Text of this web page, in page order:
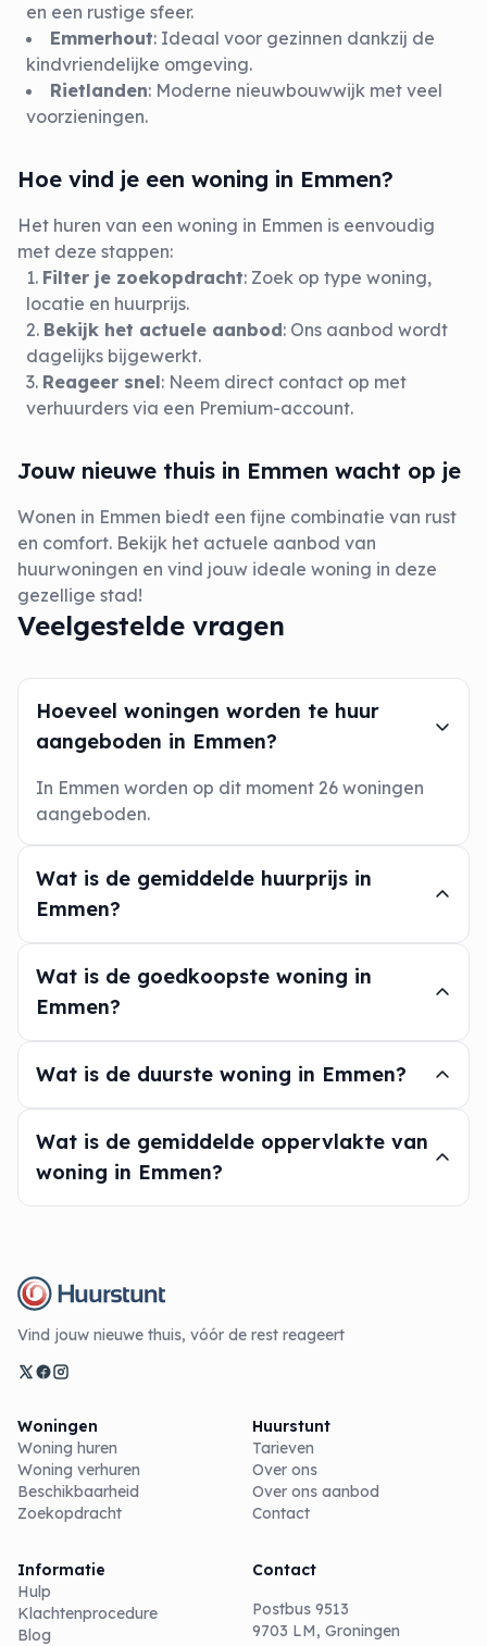
en een rustige sfeer.
Emmerhout: Ideaal voor gezinnen dankzij de
kindvriendelijke omgeving.
Rietlanden: Moderne nieuwbouwwijk met veel
voorzieningen.
Hoe vind je een woning in Emmen?
Het huren van een woning in Emmen is eenvoudig
met deze stappen:
Filter je zoekopdracht: Zoek op type woning,
locatie en huurprijs.
Bekijk het actuele aanbod: Ons aanbod wordt
dagelijks bijgewerkt.
Reageer snel: Neem direct contact op met
verhuurders via een Premium-account.
Jouw nieuwe thuis in Emmen wacht op je
Wonen in Emmen biedt een fijne combinatie van rust
en comfort. Bekijk het actuele aanbod van
huurwoningen en vind jouw ideale woning in deze
gezellige stad!
Veelgestelde vragen
Hoeveel woningen worden te huur
aangeboden in Emmen?
In Emmen worden op dit moment 26 woningen
aangeboden.
Wat is de gemiddelde huurprijs in
Emmen?
Wat is de goedkoopste woning in
Emmen?
Wat is de duurste woning in Emmen?
Wat is de gemiddelde oppervlakte van
woning in Emmen?
Vind jouw nieuwe thuis, vóór de rest reageert
Woningen
Woning huren
Woning verhuren
Beschikbaarheid
Zoekopdracht
Huurstunt
Tarieven
Over ons
Over ons aanbod
Contact
Informatie
Hulp
Klachtenprocedure
Blog
Contact
Postbus 9513
9703 LM, Groningen